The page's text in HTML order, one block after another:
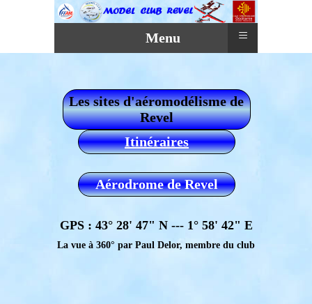
Menu ≡
Les sites d'aéromodélisme de
Revel
Itinéraires
Aérodrome de Revel
GPS : 43° 28' 47" N --- 1° 58' 42" E
La vue à 360° par Paul Delor, membre du club